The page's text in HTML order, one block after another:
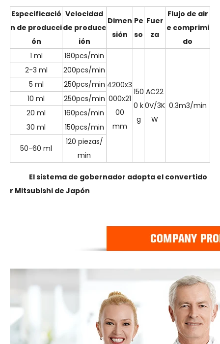
Especificació
n de producci
ón
Velocidad
de producc
ión
Dimen
sión
Pe
so
Fuer
za
Flujo de air
e comprimi
do
1 ml
180pcs/min
4200x3
000x21
00
mm
150
0 k
g
AC22
0V/3K
W
0.3m3/min
2-3 ml
200pcs/min
5 ml
250pcs/min
10 ml
250pcs/min
20 ml
160pcs/min
30 ml
150pcs/min
50-60 ml
120 piezas/
min
El sistema de gobernador adopta el convertido
r Mitsubishi de Japón